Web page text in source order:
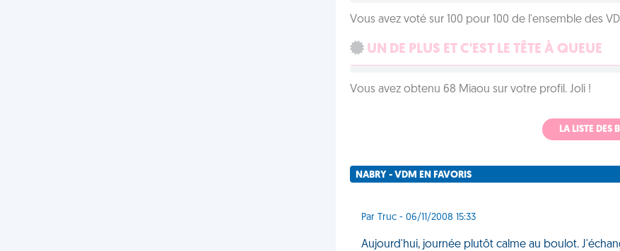
Vous avez voté sur 100 pour 100 de l'ensemble des
UN DE PLUS ET C'EST LE TÊTE À QUEUE
Vous avez obtenu 68 Miaou sur votre profil. Joli !
LA LISTE DES
NABRY - VDM EN FAVORIS
Par Truc - 06/11/2008 15:33
Aujourd'hui, journée plutôt calme au boulot.